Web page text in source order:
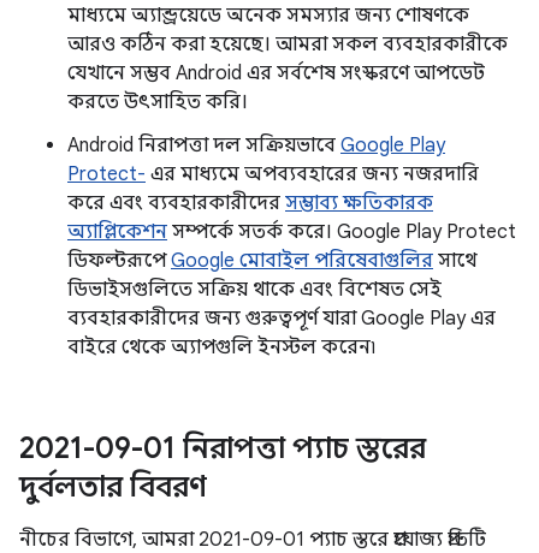
মাধ্যমে অ্যান্ড্রয়েডে অনেক সমস্যার জন্য শোষণকে
আরও কঠিন করা হয়েছে। আমরা সকল ব্যবহারকারীকে
যেখানে সম্ভব Android এর সর্বশেষ সংস্করণে আপডেট
করতে উৎসাহিত করি।
Android নিরাপত্তা দল সক্রিয়ভাবে Google Play
Protect- এর মাধ্যমে অপব্যবহারের জন্য নজরদারি
করে এবং ব্যবহারকারীদের সম্ভাব্য ক্ষতিকারক
অ্যাপ্লিকেশন সম্পর্কে সতর্ক করে। Google Play Protect
ডিফল্টরূপেGoogle মোবাইল পরিষেবাগুলির সাথে
ডিভাইসগুলিতে সক্রিয় থাকে এবং বিশেষত সেই
ব্যবহারকারীদের জন্য গুরুত্বপূর্ণ যারা Google Play এর
বাইরে থেকে অ্যাপগুলি ইনস্টল করেন৷
2021-09-01 নিরাপত্তা প্যাচ স্তরের
দুর্বলতার বিবরণ
নীচের বিভাগে, আমরা 2021-09-01 প্যাচ স্তরে প্রযোজ্য প্রতিটি